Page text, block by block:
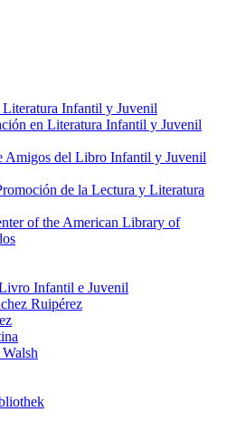
Infantil y Juvenil
en Literatura Infantil y Juvenil
Amigos del Libro Infantil y Juvenil
de la Lectura y Literatura
of the American Library of
Infantil e Juvenil
Ruipérez